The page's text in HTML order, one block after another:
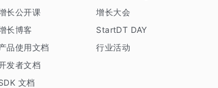
长公开课
长博客
品使用文档
发者文档
文档
增长大会
StartDT DAY
行业活动